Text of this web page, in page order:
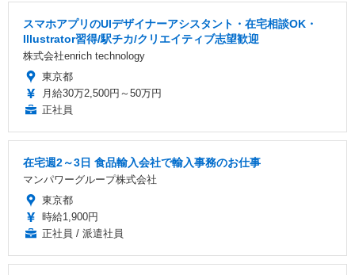
スマホアプリのUIデザイナーアシスタント・在宅相談OK・
Illustrator習得/駅チカ/クリエイティブ志望歓迎
株式会社enrich technology
東京都
月給30万2,500円～50万円
正社員
在宅週2～3日 食品輸入会社で輸入事務のお仕事
マンパワーグループ株式会社
東京都
時給1,900円
正社員 / 派遣社員